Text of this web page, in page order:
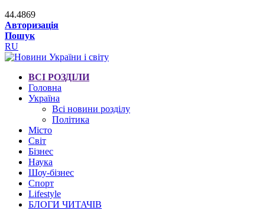
44.4869
Авторизація
Пошук
RU
ВСІ РОЗДІЛИ
Головна
Україна
Всі новини розділу
Політика
Місто
Світ
Бізнес
Наука
Шоу-бізнес
Спорт
Lifestyle
БЛОГИ ЧИТАЧІВ